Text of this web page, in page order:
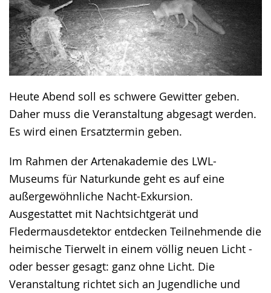
Heute Abend soll es schwere Gewitter geben.
Daher muss die Veranstaltung abgesagt werden.
Es wird einen Ersatztermin geben.
Im Rahmen der Artenakademie des LWL-
Museums für Naturkunde geht es auf eine
außergewöhnliche Nacht-Exkursion.
Ausgestattet mit Nachtsichtgerät und
Fledermausdetektor entdecken Teilnehmende die
heimische Tierwelt in einem völlig neuen Licht -
oder besser gesagt: ganz ohne Licht. Die
Veranstaltung richtet sich an Jugendliche und